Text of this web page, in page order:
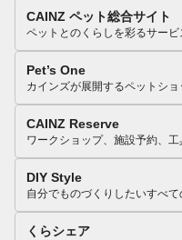
CAINZ ペット総合サイト
ペットとのくらしを彩るサービ
Pet’s One
カインズが展開するペットショ
CAINZ Reserve
ワークショップ、施設予約、
DIY Style
自分でものづくりしたいすべて
くらシェア